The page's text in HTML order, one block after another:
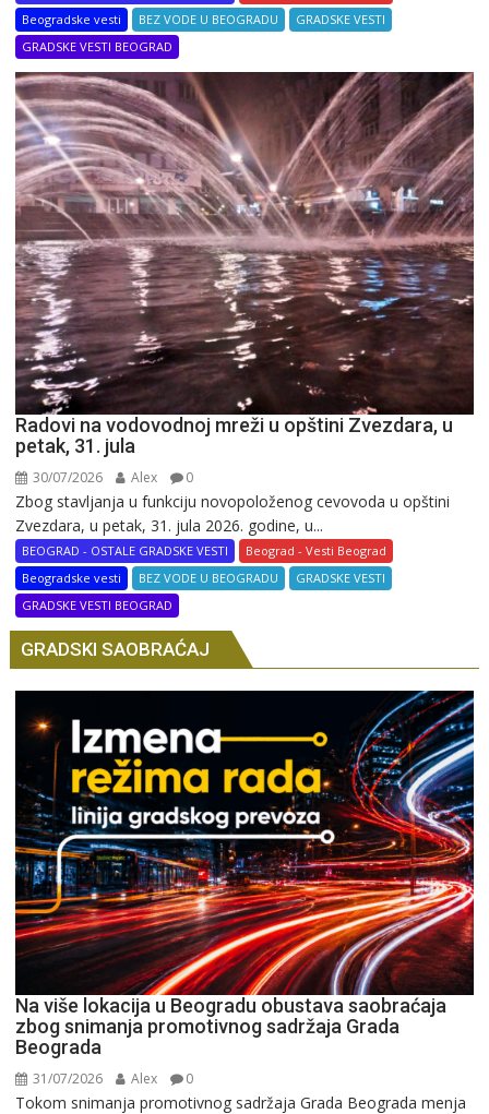
Beogradske vesti BEZ VODE U BEOGRADU
GRADSKE VESTI
GRADSKE VESTI BEOGRAD
Radovi na vodovodnoj mreži u opštini Zvezdara, u
petak, 31. jula
30/07/2026 Alex 0
Zbog stavljanja u funkciju novopoloženog cevovoda u opštini
Zvezdara, u petak, 31. jula 2026. godine, u...
BEOGRAD - OSTALE GRADSKE VESTI
Beograd - Vesti Beograd
Beogradske vesti
BEZ VODE U BEOGRADU
GRADSKE VESTI
GRADSKE VESTI BEOGRAD
GRADSKI SAOBRAĆAJ
Na više lokacija u Beogradu obustava saobraćaja
zbog snimanja promotivnog sadržaja Grada
Beograda
31/07/2026 Alex 0
Tokom snimanja promotivnog sadržaja Grada Beograda menja